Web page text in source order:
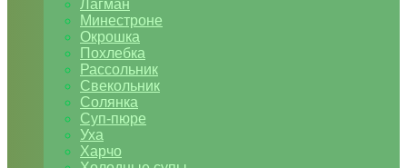
Лагман
Минестроне
Окрошка
Похлебка
Рассольник
Свекольник
Солянка
Суп-пюре
Уха
Харчо